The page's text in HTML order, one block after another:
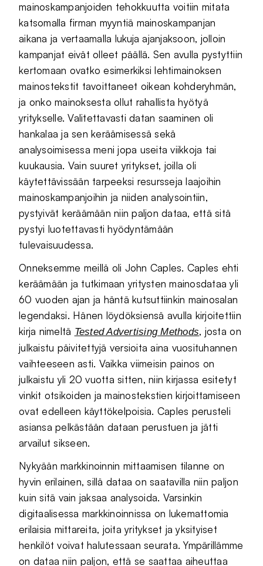
mainoskampanjoiden tehokkuutta voitiin mitata
katsomalla firman myyntiä mainoskampanjan
aikana ja vertaamalla lukuja ajanjaksoon, jolloin
kampanjat eivät olleet päällä. Sen avulla pystyttiin
kertomaan ovatko esimerkiksi lehtimainoksen
mainostekstit tavoittaneet oikean kohderyhmän,
ja onko mainoksesta ollut rahallista hyötyä
yritykselle. Valitettavasti datan saaminen oli
hankalaa ja sen keräämisessä sekä
analysoimisessa meni jopa useita viikkoja tai
kuukausia. Vain suuret yritykset, joilla oli
käytettävissään tarpeeksi resursseja laajoihin
mainoskampanjoihin ja niiden analysointiin,
pystyivät keräämään niin paljon dataa, että sitä
pystyi luotettavasti hyödyntämään
tulevaisuudessa.
Onneksemme meillä oli John Caples. Caples ehti
keräämään ja tutkimaan yritysten mainosdataa yli
60 vuoden ajan ja häntä kutsuttiinkin mainosalan
legendaksi. Hänen löydöksiensä avulla kirjoitettiin
kirja nimeltä Tested Advertising Methods, josta on
julkaistu päivitettyjä versioita aina vuosituhannen
vaihteeseen asti. Vaikka viimeisin painos on
julkaistu yli 20 vuotta sitten, niin kirjassa esitetyt
vinkit otsikoiden ja mainostekstien kirjoittamiseen
ovat edelleen käyttökelpoisia. Caples perusteli
asiansa pelkästään dataan perustuen ja jätti
arvailut sikseen.
Nykyään markkinoinnin mittaamisen tilanne on
hyvin erilainen, sillä dataa on saatavilla niin paljon
kuin sitä vain jaksaa analysoida. Varsinkin
digitaalisessa markkinoinnissa on lukemattomia
erilaisia mittareita, joita yritykset ja yksityiset
henkilöt voivat halutessaan seurata. Ympärillämme
on dataa niin paljon, että se saattaa aiheuttaa